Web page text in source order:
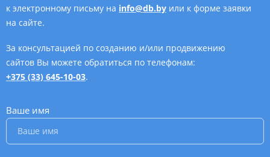
к электронному письму на info@db.by или к форме заявки
на сайте.
За консультацией по созданию и/или продвижению
сайтов Вы можете обратиться по телефонам:
+375 (33) 645-10-03.
Ваше имя